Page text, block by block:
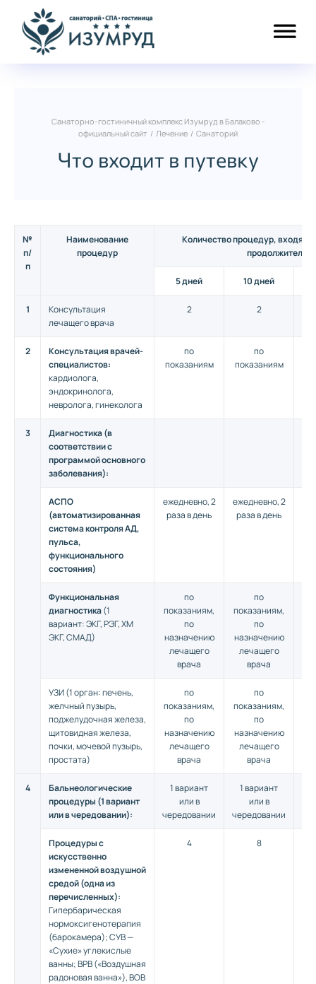
Санаторно-гостиничный комплекс Изумруд в Балаково -
официальный сайт / Лечение / Санаторий
Что входит в путевку
№
п/
п
Наименование
процедур
Количество процедур,
5 дней 10 дней
1
Консультация
лечащего врача
2 2
2
Консультация врачей-
специалистов:
кардиолога,
эндокринолога,
невролога, гинеколога
по
показаниям
по
показаниям
3
Диагностика (в
соответствии с
программой основного
заболевания):
АСПО
(автоматизированная
система контроля АД,
пульса,
функционального
состояния)
ежедневно, 2
раза в день
ежедневно, 2
раза в день
Функциональная
диагностика(1
вариант: ЭКГ, РЭГ, ХМ
ЭКГ, СМАД)
по
показаниям,
по
назначению
лечащего
врача
по
показаниям,
по
назначению
лечащего
врача
УЗИ (1 орган: печень,
желчный пузырь,
поджелудочная железа,
щитовидная железа,
почки, мочевой пузырь,
простата)
по
показаниям,
по
назначению
лечащего
врача
по
показаниям,
по
назначению
лечащего
врача
4
Бальнеологические
процедуры (1 вариант
или в чередовании):
1 вариант
или в
чередовании
1 вариант
или в
чередовании
Процедуры с
искусственно
измененной воздушной
средой (одна из
перечисленных):
Гипербарическая
нормоксигенотерапия
(барокамера); СУВ —
«Сухие» углекислые
ванны; ВРВ («Воздушная
радоновая ванна»), ВОВ
4 8